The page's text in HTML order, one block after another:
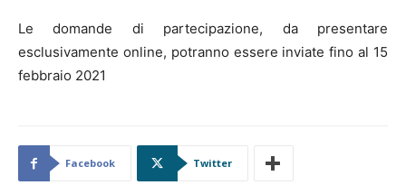
Le domande di partecipazione, da presentare
esclusivamente online, potranno essere inviate fino al 15
febbraio 2021
Facebook Twitter